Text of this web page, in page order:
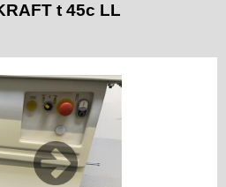
t 45c LL